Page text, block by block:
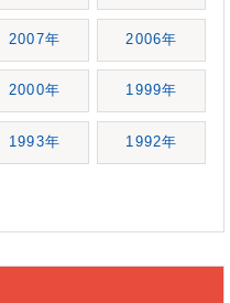
2007年 2006年
2000年 1999年
1993年 1992年